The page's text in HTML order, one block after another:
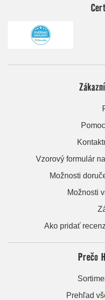
Vzorový formulár
Možnosti
Možnosti
Ako pridať
Prečo
Prehľad